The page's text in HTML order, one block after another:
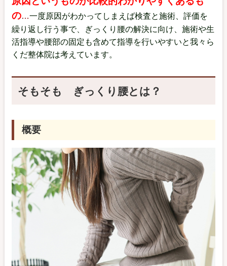
の…一度原因がわかってしまえば検査と施術、評価を
繰り返し行う事で、ぎっくり腰の解決に向け、施術や生
活指導や腰部の固定も含めて指導を行いやすいと我々ら
くだ整体院は考えています。
そもそも ぎっくり腰とは？
概要